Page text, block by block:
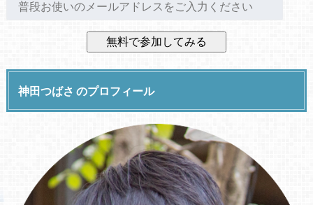
神田つばさ のプロフィール